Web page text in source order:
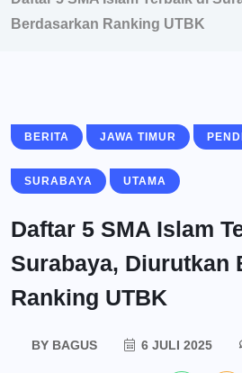
Berdasarkan Ranking UTBK
BERITA JAWA TIMUR
SURABAYA UTAMA
Daftar 5 SMA Islam
Surabaya, Diurutkan
Ranking UTBK
BY BAGUS 6 JULI 2025